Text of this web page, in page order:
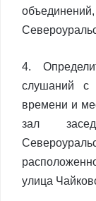
4.
слушаний
времени и
зал
улица